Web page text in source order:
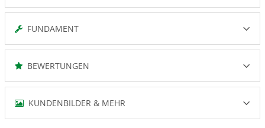
FUNDAMENT
BEWERTUNGEN
KUNDENBILDER & MEHR